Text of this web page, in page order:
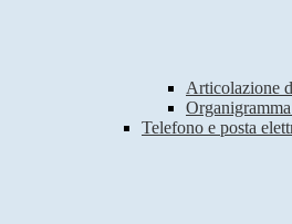
Articolazione
Organigramma
Telefono e posta